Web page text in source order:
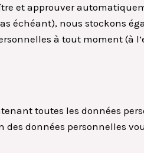
et approuver
échéant), nous stockons
à tout moment (à
toutes les données
des données personnelles